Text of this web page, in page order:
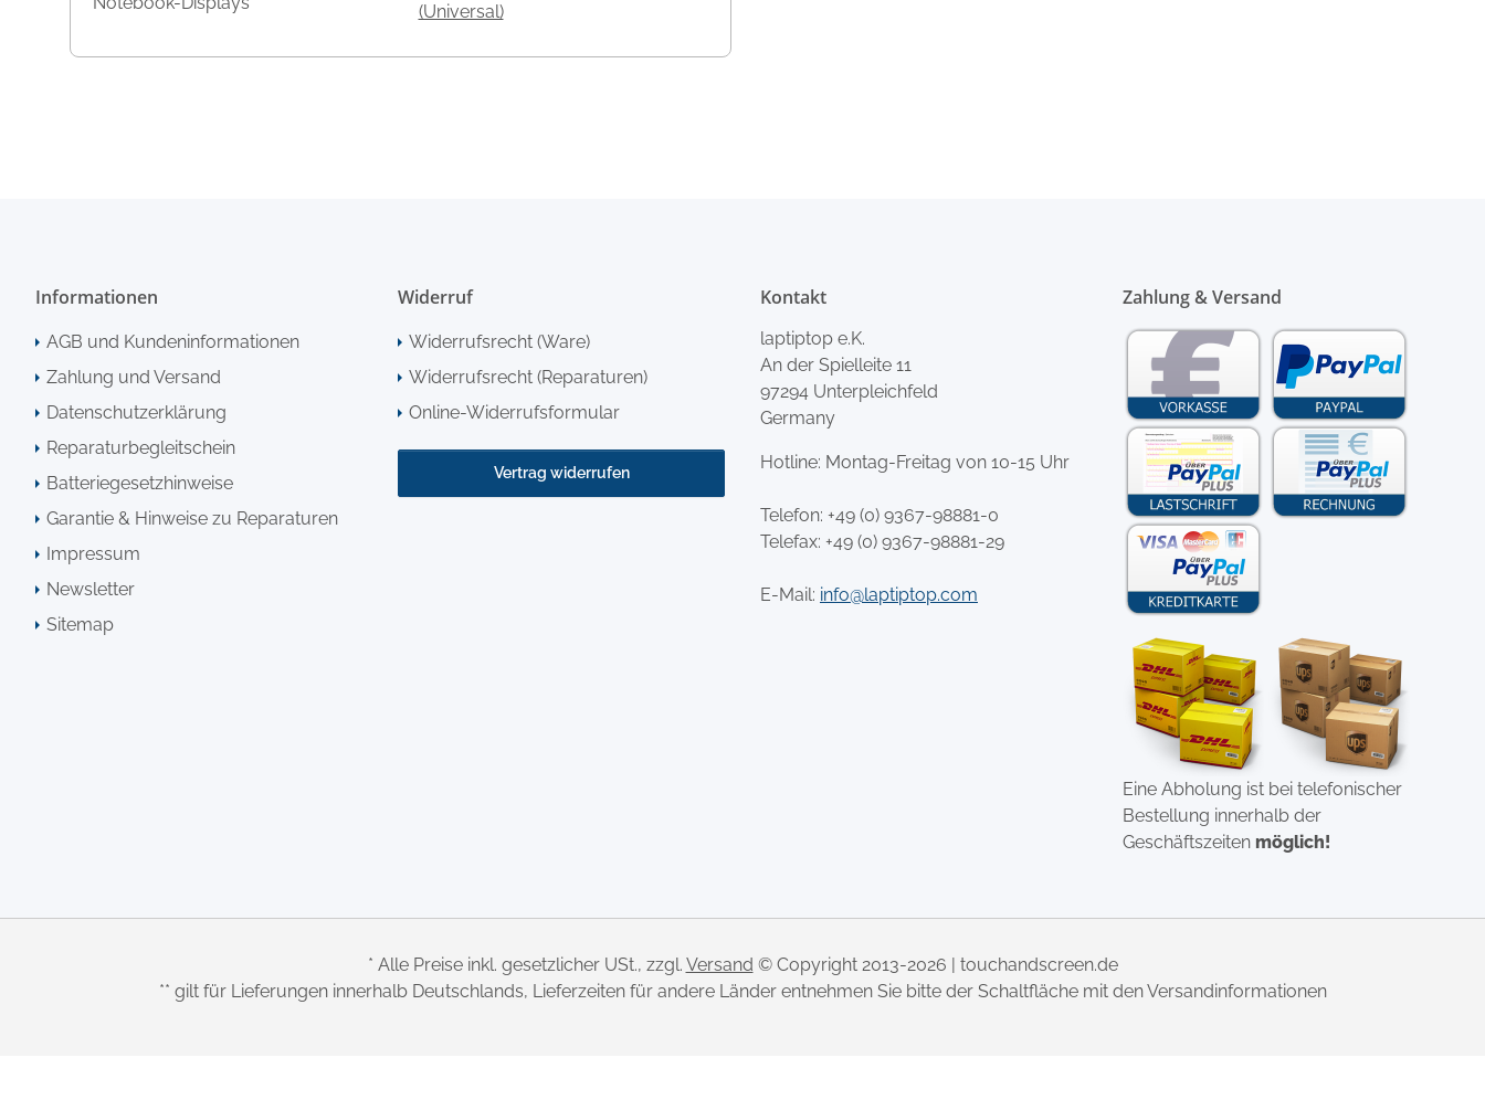
(Universal)
Informationen
AGB und Kundeninformationen
Zahlung und Versand
Datenschutzerklärung
Reparaturbegleitschein
Batteriegesetzhinweise
Garantie & Hinweise zu Reparaturen
Impressum
Newsletter
Sitemap
Widerruf
Widerrufsrecht (Ware)
Widerrufsrecht (Reparaturen)
Online-Widerrufsformular
Vertrag widerrufen
Kontakt
laptiptop e.K.
An der Spielleite 11
97294 Unterpleichfeld
Germany
Hotline: Montag-Freitag von 10-15 Uhr
Telefon: +49 (0) 9367-98881-0
Telefax: +49 (0) 9367-98881-29
E-Mail: info@laptiptop.com
Zahlung & Versand
Eine Abholung ist bei telefonischer
Bestellung innerhalb der
Geschäftszeiten möglich!
* Alle Preise inkl. gesetzlicher USt., zzgl. Versand © Copyright 2013-2026 | touchandscreen.de
** gilt für Lieferungen innerhalb Deutschlands, Lieferzeiten für andere Länder entnehmen Sie bitte der Schaltfläche mit den Versandinformationen